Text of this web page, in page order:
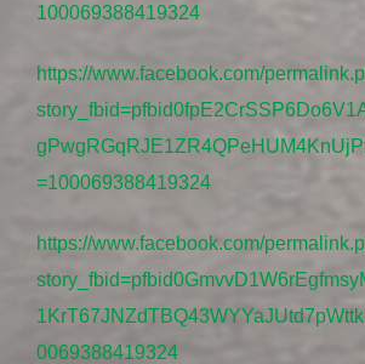
100069388419324
https://www.facebook.com/
=100069388419324
https://www.facebook.com/
0069388419324